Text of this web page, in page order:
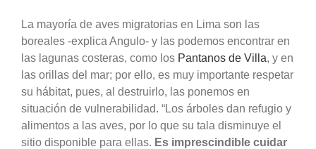
La mayoría de aves migratorias en Lima son las
boreales -explica Angulo- y las podemos encontrar en
las lagunas costeras, como los Pantanos de Villa, y en
las orillas del mar; por ello, es muy importante respetar
su hábitat, pues, al destruirlo, las ponemos en
situación de vulnerabilidad. “Los árboles dan refugio y
alimentos a las aves, por lo que su tala disminuye el
sitio disponible para ellas. Es imprescindible cuidar